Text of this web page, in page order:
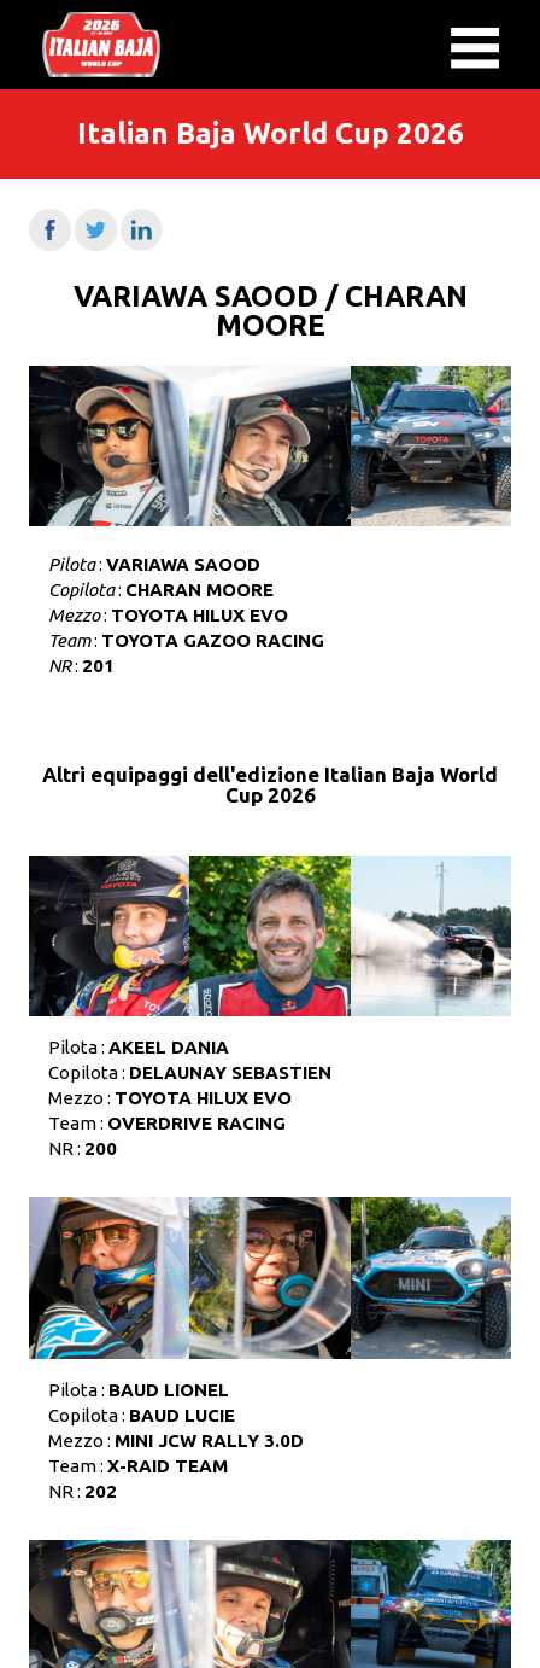
Italian Baja World Cup 2026
VARIAWA SAOOD / CHARAN
MOORE
Pilota: VARIAWA SAOOD
Copilota: CHARAN MOORE
Mezzo: TOYOTA HILUX EVO
Team: TOYOTA GAZOO RACING
NR: 201
Altri equipaggi dell'edizione Italian Baja World
Cup 2026
Pilota : AKEEL DANIA
Copilota : DELAUNAY SEBASTIEN
Mezzo : TOYOTA HILUX EVO
Team : OVERDRIVE RACING
NR : 200
Pilota : BAUD LIONEL
Copilota : BAUD LUCIE
Mezzo : MINI JCW RALLY 3.0D
Team : X-RAID TEAM
NR : 202